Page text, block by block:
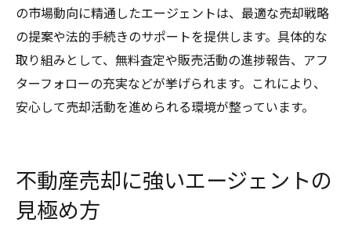
の市場動向に精通したエージェントは、最適な売却戦略
の提案や法的手続きのサポートを提供します。具体的な
取り組みとして、無料査定や販売活動の進捗報告、アフ
ターフォローの充実などが挙げられます。これにより、
安心して売却活動を進められる環境が整っています。
不動産売却に強いエージェントの
見極め方